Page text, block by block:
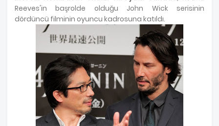
Reeves'in başrolde olduğu John Wick serisinin
dördüncü filminin oyuncu kadrosuna katıldı.